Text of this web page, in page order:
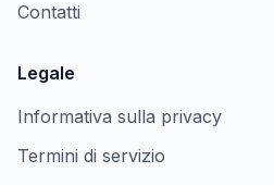
Contatti
Legale
Informativa sulla privacy
Termini di servizio